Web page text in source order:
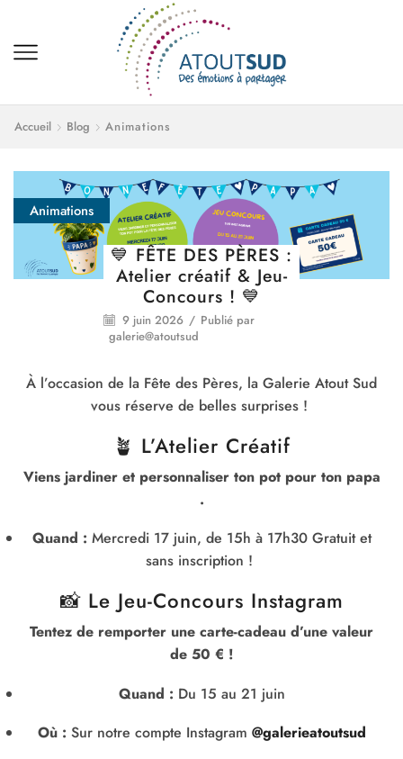
Accueil Blog Animations
Animations
💙 FÊTE DES PÈRES :
Atelier créatif & Jeu-
Concours ! 💙
9 juin 2026 / Publié par
galerie@atoutsud
À l’occasion de la Fête des Pères, la Galerie Atout Sud
vous réserve de belles surprises !
🪴 L’Atelier Créatif
Viens jardiner et personnaliser ton pot pour ton papa
.
Quand : Mercredi 17 juin, de 15h à 17h30 Gratuit et
sans inscription !
📸 Le Jeu-Concours Instagram
Tentez de remporter une carte-cadeau d’une valeur
de 50 € !
Quand : Du 15 au 21 juin
Où : Sur notre compte Instagram @galerieatoutsud